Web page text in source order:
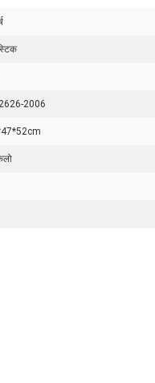
2006